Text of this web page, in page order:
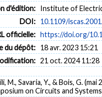
d'édition: Institute of
DOI: 10.1109/
officielle: https://doi.org/
du dépôt: 18 avr. 2023 15:21
21 oct. 2024 11:28
M., Savaria, Y., & Bois, G. (mai
on Circuits and